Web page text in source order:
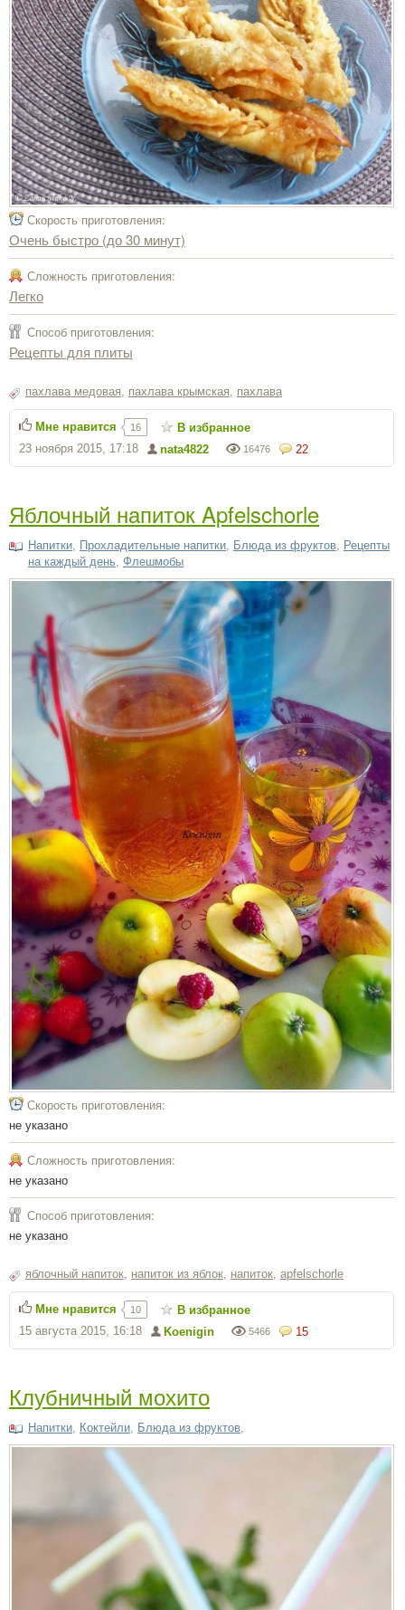
Скорость приготовления:
Очень быстро (до 30 минут)
Сложность приготовления:
Легко
Способ приготовления:
Рецепты для плиты
пахлава медовая, пахлава крымская, пахлава
22
16476
nata4822
23 ноября 2015, 17:18
Мне нравится 16 В избранное
Яблочный напиток Apfelschorle
Напитки, Прохладительные напитки, Блюда из фруктов, Рецепты
на каждый день, Флешмобы
Скорость приготовления:
не указано
Сложность приготовления:
не указано
Способ приготовления:
не указано
яблочный напиток, напиток из яблок, напиток, apfelschorle
15
5466
Koenigin
15 августа 2015, 16:18
Мне нравится 10 В избранное
Клубничный мохито
Напитки, Коктейли, Блюда из фруктов,